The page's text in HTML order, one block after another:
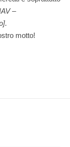
–
.
motto!